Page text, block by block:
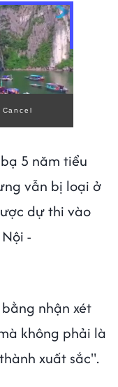
5 năm tiểu
vẫn bị loại ở
dự thi vào
-
nhận xét
không phải là
xuất sắc".